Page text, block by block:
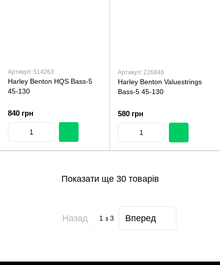
Артикул: 514263
Harley Benton HQS Bass-5
45-130
840 грн
Артикул: 226848
Harley Benton Valuestrings
Bass-5 45-130
580 грн
Показати ще 30 товарів
Назад 1 з 3 Вперед